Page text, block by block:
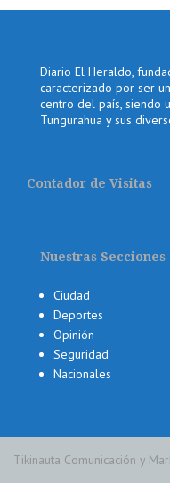
Diario El Heraldo,
caracterizado por ser
centro del país, siendo
Tungurahua y sus
Contador de Visitas
Nuestras Secciones
Ciudad
Deportes
Opinión
Seguridad
Nacionales
Tikinauta Comunicación y